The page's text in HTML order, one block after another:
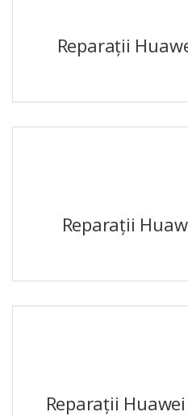
Reparații
Reparații
Reparații